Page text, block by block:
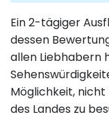
Ein 2-tägiger
dessen
allen Liebhabern
Möglichkeit,
des Landes zu